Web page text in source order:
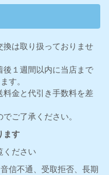
は取り扱っておりませ
１週間以内に当店まで
す。
金と代引き手数料を差
ご了承ください。
ます
ください
信不通、受取拒否、長期